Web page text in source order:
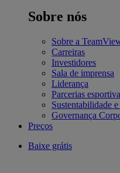
Sobre nós
Sobre a
Carreiras
Investidores
Sala de imprensa
Liderança
Parcerias
Sustentabilidade
Governança
Preços
Baixe grátis